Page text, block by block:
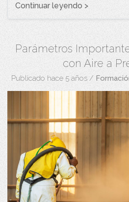
Continuar leyendo >
Parámetros
con Aire a
Publicado hace 5 años/